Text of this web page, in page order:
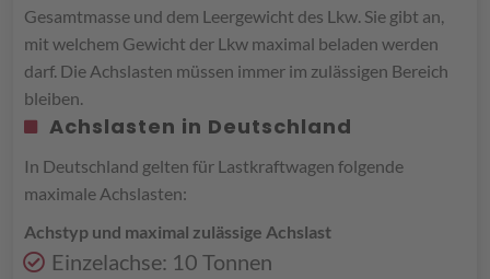
Gesamtmasse und dem Leergewicht des Lkw. Sie gibt an,
mit welchem Gewicht der Lkw maximal beladen werden
darf. Die Achslasten müssen immer im zulässigen Bereich
bleiben.
Achslasten in Deutschland
In Deutschland gelten für Lastkraftwagen folgende
maximale Achslasten:
Achstyp und maximal zulässige Achslast
Einzelachse: 10 Tonnen